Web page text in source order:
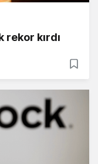
rekor kırdı